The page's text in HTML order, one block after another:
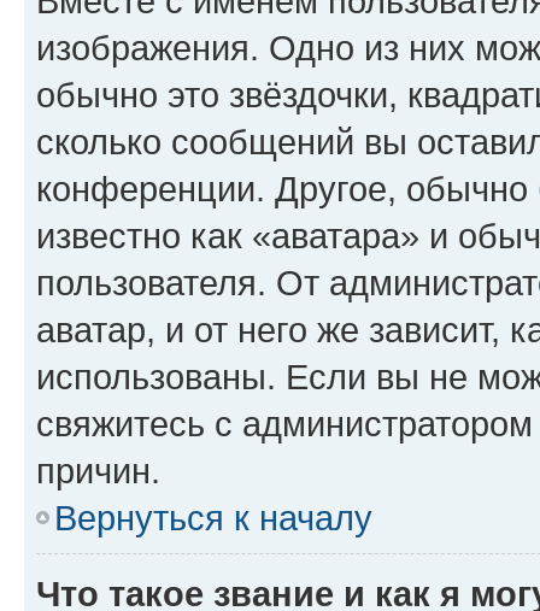
изображения. Одно из них
обычно это звёздочки,
сколько сообщений вы
конференции. Другое,
известно как «аватара» и
пользователя. От
аватар, и от него же зависит,
использованы. Если вы не
свяжитесь с
причин.
Вернуться к началу
Что такое звание и как я